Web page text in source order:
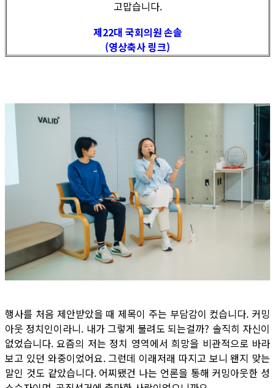
고맙습니다.
제22대 국회의원손솔
(영상축사 링크)
행사를 처음 제안받았을 때 제목이 주는 부담감이 컸습니다. 커밍
아웃 정치인이라니. 내가 그렇게 불려도 되는걸까? 솔직히 자신이
없었습니다. 요즘의 저는 정치 영역에서 희망을 비관적으로 바라
보고 있던 와중이었어요. 그런데 이래저래 따지고 보니 왠지 맞는
말인 것도 같았습니다. 어찌됐건 나는 언론을 통해 커밍아웃한 성